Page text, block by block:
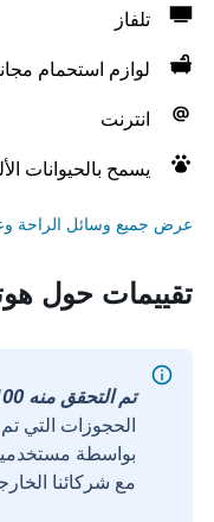
تلفاز
لوازم استحمام
انترنت
يسمح بالحيوانات
عرض جميع وسائل الراحة
تقييمات حول
تم التحقق منه 100%
الحجوزات التي
مع شركائنا